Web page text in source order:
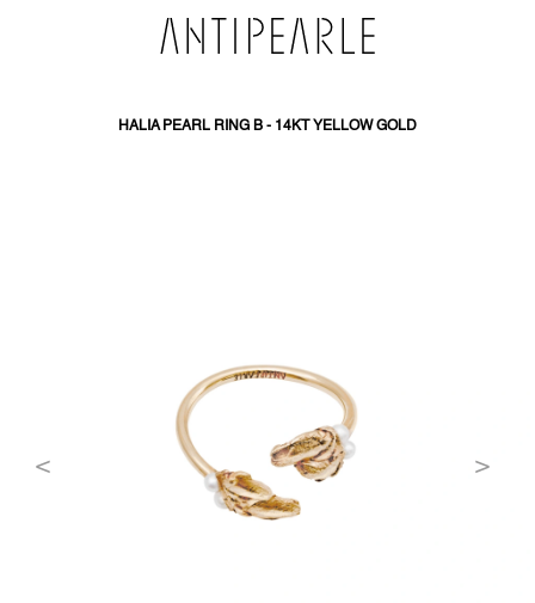
HALIA PEARL RING B - 14KT YELLOW GOLD